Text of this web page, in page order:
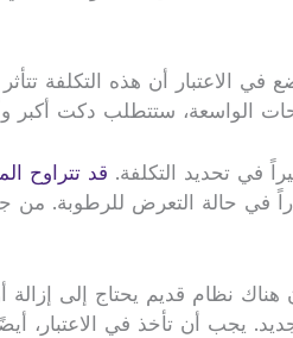
الاعتبار أن هذه التكلفة
الواسعة، ستتطلب دكت أكبر
في تحديد التكلفة. قد تتراوح
في حالة التعرض للرطوبة.
هناك نظام قديم يحتاج إلى
يجب أن تأخذ في